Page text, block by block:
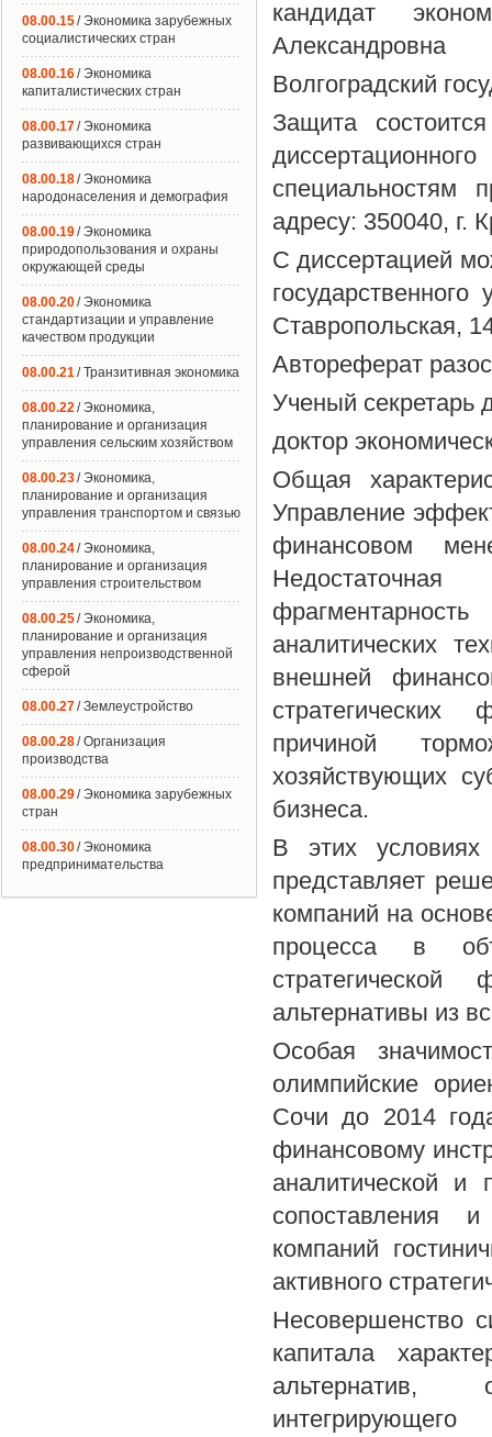
кандидат
Александровна
Волгоградский
Защита
специальностям
адресу: 350040, г.
С диссертацией
Ставропольская,
Автореферат
Ученый секретарь
доктор
Общая
Управление
финансовом
аналитических
внешней
стратегических
причиной
хозяйствующих
бизнеса.
В этих условиях
представляет
компаний на
процесса в
альтернативы из
Особая
олимпийские
Сочи до 2014
финансовому
аналитической и
сопоставления
компаний
активного
Несовершенство
капитала
альтернатив,
08.00.15/ Экономика зарубежных
социалистических стран
08.00.16/ Экономика
капиталистических стран
08.00.17/ Экономика
развивающихся стран
08.00.18/ Экономика
народонаселения и демография
08.00.19/ Экономика
природопользования и охраны
окружающей среды
08.00.20/ Экономика
стандартизации и управление
качеством продукции
08.00.21/ Транзитивная экономика
08.00.22/ Экономика,
планирование и организация
управления сельским хозяйством
08.00.23/ Экономика,
планирование и организация
управления транспортом и связью
08.00.24/ Экономика,
планирование и организация
управления строительством
08.00.25/ Экономика,
планирование и организация
управления непроизводственной
сферой
08.00.27/ Землеустройство
08.00.28/ Организация
производства
08.00.29/ Экономика зарубежных
стран
08.00.30/ Экономика
предпринимательства